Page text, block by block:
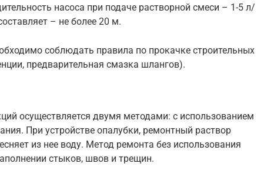
насоса при подаче растворной смеси – 1-5 л/
– не более 20 м.
соблюдать правила по прокачке строительных
предварительная смазка шлангов).
осуществляется двумя методами: с использованием
При устройстве опалубки, ремонтный раствор
из нее воду. Метод ремонта без использования
стыков, швов и трещин.